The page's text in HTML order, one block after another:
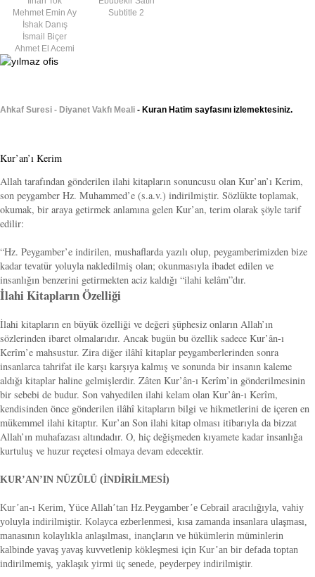
Mehmet Emin Ay
İshak Danış
İsmail Biçer
Ahmet El Acemi
Subtitle 2
Ahkaf Suresi - Diyanet Vakfı Meali - Kuran Hatim sayfasını izlemektesiniz.
Kur’an’ı Kerim
Allah tarafından gönderilen ilahi kitapların sonuncusu olan Kur’an’ı Kerim,
son peygamber Hz. Muhammed’e (s.a.v.) indirilmiştir. Sözlükte toplamak,
okumak, bir araya getirmek anlamına gelen Kur’an, terim olarak şöyle tarif
edilir:
“Hz. Peygamber’e indirilen, mushaflarda yazılı olup, peygamberimizden bize
kadar tevatür yoluyla nakledilmiş olan; okunmasıyla ibadet edilen ve
insanlığın benzerini getirmekten aciz kaldığı “ilahi kelâm”dır.
İlahi Kitapların Özelliği
İlahi kitapların en büyük özelliği ve değeri şüphesiz onların Allah’ın
sözlerinden ibaret olmalarıdır. Ancak bugün bu özellik sadece Kur’ân-ı
Kerîm’e mahsustur. Zira diğer ilâhî kitaplar peygamberlerinden sonra
insanlarca tahrifat ile karşı karşıya kalmış ve sonunda bir insanın kaleme
aldığı kitaplar haline gelmişlerdir. Zâten Kur’ân-ı Kerîm’in gönderilmesinin
bir sebebi de budur. Son vahyedilen ilahi kelam olan Kur’ân-ı Kerîm,
kendisinden önce gönderilen ilâhî kitapların bilgi ve hikmetlerini de içeren en
mükemmel ilahi kitaptır. Kur’an Son ilahi kitap olması itibarıyla da bizzat
Allah’ın muhafazası altındadır. O, hiç değişmeden kıyamete kadar insanlığa
kurtuluş ve huzur reçetesi olmaya devam edecektir.
KUR’AN’IN NÜZÛLÜ (İNDİRİLMESİ)
Kur’an-ı Kerim, Yüce Allah’tan Hz.Peygamber’e Cebrail aracılığıyla, vahiy
yoluyla indirilmiştir. Kolayca ezberlenmesi, kısa zamanda insanlara ulaşması,
manasının kolaylıkla anlaşılması, inançların ve hükümlerin müminlerin
kalbinde yavaş yavaş kuvvetlenip kökleşmesi için Kur’an bir defada toptan
indirilmemiş, yaklaşık yirmi üç senede, peyderpey indirilmiştir.